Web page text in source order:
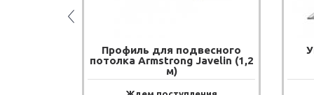
Профиль для подвесного
потолка Armstrong Javelin (1,2
м)